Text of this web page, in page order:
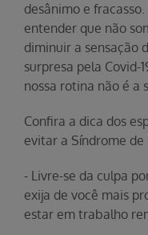
desânimo e
entender que não
diminuir a sensação
surpresa pela Covid-
nossa rotina não é a
Confira a dica dos
evitar a Síndrome de
- Livre-se da culpa
exija de você mais
estar em trabalho